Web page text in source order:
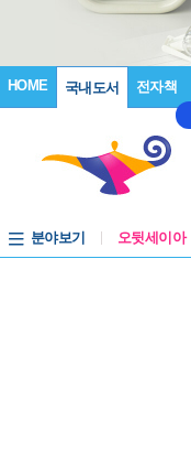
HOME 국내도서 전자책
분야보기 오뒷세이아